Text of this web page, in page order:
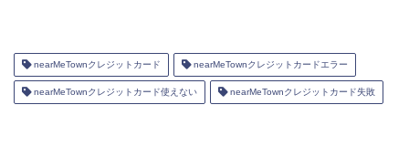
nearMeTownクレジットカード nearMeTownクレジットカードエラー
nearMeTownクレジットカード使えない nearMeTownクレジットカード失敗